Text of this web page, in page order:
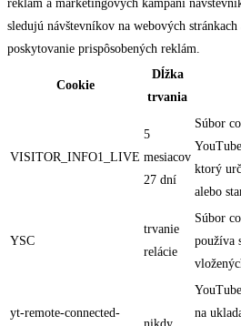
reklám a marketingových kampaní
sledujú návštevníkov na webových
poskytovanie prispôsobených reklám.
Cookie
Dĺžka
trvania
VISITOR_INFO1_LIVE
5
mesiacov
27 dní
Súbor
ktorý
alebo
YSC
trvanie
relácie
Súbor
používa
yt-remote-connected-
na